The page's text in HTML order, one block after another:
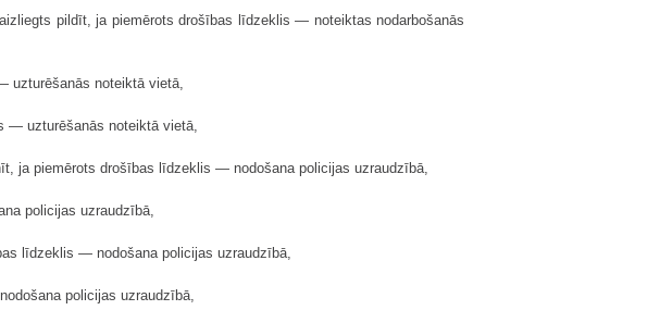
pildīt, ja piemērots drošības līdzeklis — noteiktas nodarbošanās
uzturēšanās noteiktā vietā,
— uzturēšanās noteiktā vietā,
ja piemērots drošības līdzeklis — nodošana policijas uzraudzībā,
policijas uzraudzībā,
līdzeklis — nodošana policijas uzraudzībā,
policijas uzraudzībā,